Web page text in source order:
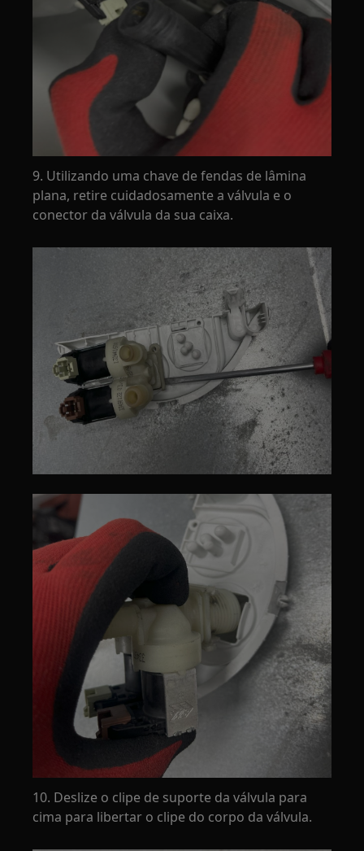
9. Utilizando uma chave de fendas de lâmina
plana, retire cuidadosamente a válvula e o
conector da válvula da sua caixa.
10. Deslize o clipe de suporte da válvula para
cima para libertar o clipe do corpo da válvula.